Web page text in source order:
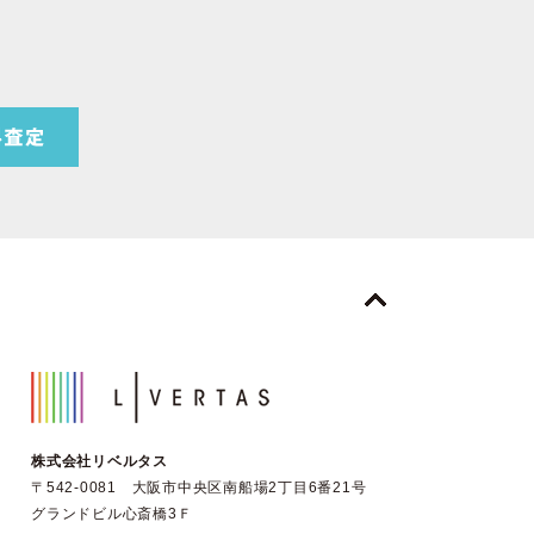
株式会社リベルタス
〒542-0081 大阪市中央区南船場2丁目6番21号
グランドビル心斎橋3Ｆ